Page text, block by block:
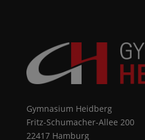
Gymnasium Heidberg
Fritz-Schumacher-Allee 200
22417 Hamburg